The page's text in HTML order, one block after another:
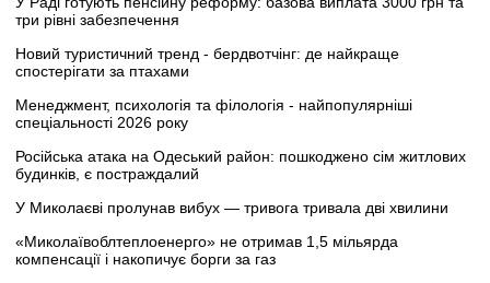
три рівні забезпечення
Новий туристичний тренд - бердвотчінг: де найкраще
спостерігати за птахами
Менеджмент, психологія та філологія - найпопулярніші
спеціальності 2026 року
Російська атака на Одеський район: пошкоджено сім житлових
будинків, є постраждалий
У Миколаєві пролунав вибух — тривога тривала дві хвилини
«Миколаївоблтеплоенерго» не отримав 1,5 мільярда
компенсації і накопичує борги за газ